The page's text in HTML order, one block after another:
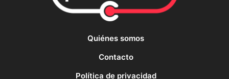
Quiénes somos
Contacto
Política de privacidad